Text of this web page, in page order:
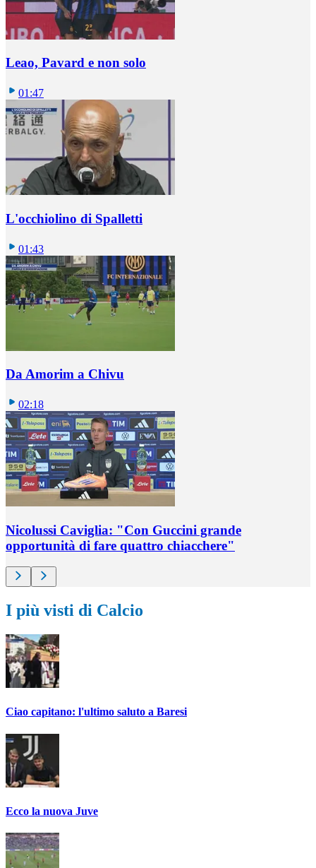
Leao, Pavard e non solo
01:47
L'occhiolino di Spalletti
01:43
Da Amorim a Chivu
02:18
Nicolussi Caviglia: "Con Guccini grande
opportunità di fare quattro chiacchere"
I più visti di Calcio
Ciao capitano: l'ultimo saluto a Baresi
Ecco la nuova Juve